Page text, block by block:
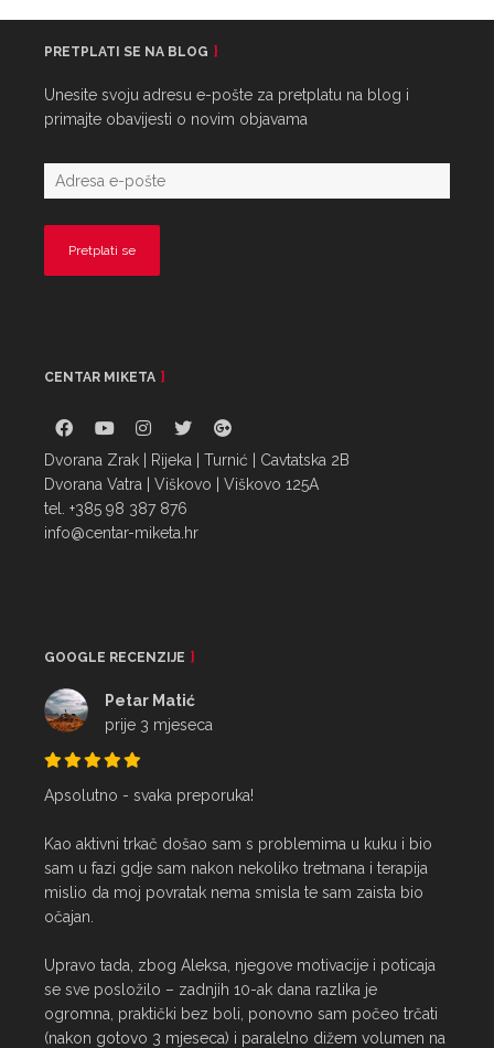
PRETPLATI SE NA BLOG
Unesite svoju adresu e-pošte za pretplatu na blog i
primajte obavijesti o novim objavama
CENTAR MIKETA
Dvorana Zrak | Rijeka | Turnić | Cavtatska 2B
Dvorana Vatra | Viškovo | Viškovo 125A
tel. +385 98 387 876
info@centar-miketa.hr
GOOGLE RECENZIJE
Petar Matić
prije 3 mjeseca
Apsolutno - svaka preporuka!
Kao aktivni trkač došao sam s problemima u kuku i bio
sam u fazi gdje sam nakon nekoliko tretmana i terapija
mislio da moj povratak nema smisla te sam zaista bio
očajan.
Upravo tada, zbog Aleksa, njegove motivacije i poticaja
se sve posložilo – zadnjih 10-ak dana razlika je
ogromna, praktički bez boli, ponovno sam počeo trčati
(nakon gotovo 3 mjeseca) i paralelno dižem volumen na